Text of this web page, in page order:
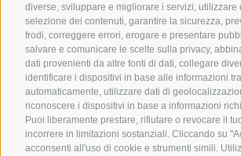
diverse, sviluppare e migliorare i servizi, utilizzare
selezione dei contenuti, garantire la sicurezza,
frodi, correggere errori, erogare e presentare
salvare e comunicare le scelte sulla privacy,
dati provenienti da altre fonti di dati, collegare
identificare i dispositivi in base alle informazioni
automaticamente, utilizzare dati di
riconoscere i dispositivi in base a informazioni
Puoi liberamente prestare, rifiutare o revocare il
incorrere in limitazioni sostanziali. Cliccando su
acconsenti all'uso di cookie e strumenti simili.
Il tempo delle ciliegie è